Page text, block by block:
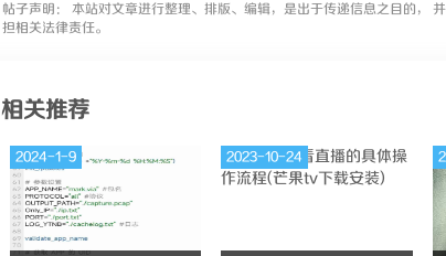
帖子声明： 本站对文章进行整理、排版、编辑，是出于传递信息之目的，
担相关法律责任。
相关推荐
2024-1-9 2023-10-24